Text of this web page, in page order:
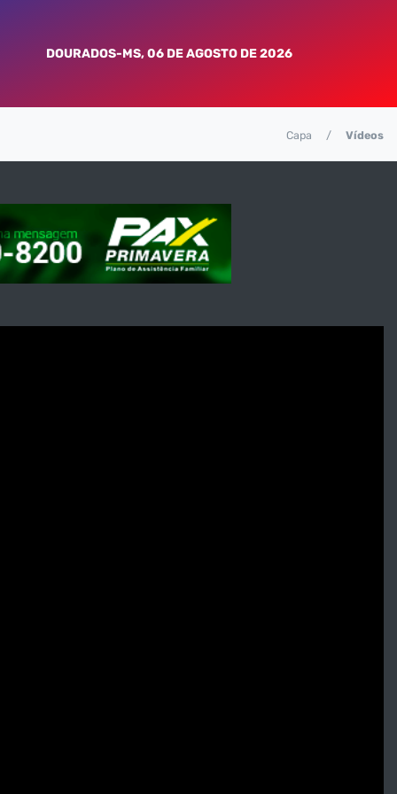
DOURADOS-MS, 06 DE AGOSTO DE 2026
Capa Vídeos